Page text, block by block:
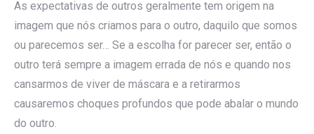
As expectativas de outros geralmente tem origem na
imagem que nós criamos para o outro, daquilo que somos
ou parecemos ser… Se a escolha for parecer ser, então o
outro terá sempre a imagem errada de nós e quando nos
cansarmos de viver de máscara e a retirarmos
causaremos choques profundos que pode abalar o mundo
do outro.